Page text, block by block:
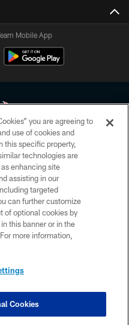
Mobile App
rights reserved. No portion of
or manipulated in any
this page, you agree to abide by
Code of Conduct, and Terms and
US
you are agreeing to
use of cookies and
this specific property,
technologies are
enhancing site
assisting in our
targeted
can further customize
of optional cookies by
this banner or in the
more information,
Cookies